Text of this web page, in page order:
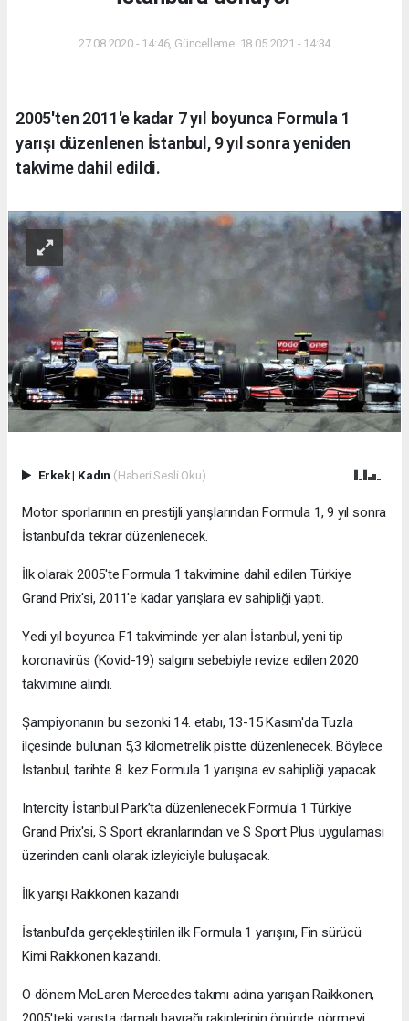
27.08.2020 - 14:46, Güncelleme: 18.05.2021 - 14:34
2005'ten 2011'e kadar 7 yıl boyunca Formula 1
yarışı düzenlenen İstanbul, 9 yıl sonra yeniden
takvime dahil edildi.
Erkek| Kadın (Haberi Sesli Oku)
Motor sporlarının en prestijli yarışlarından Formula 1, 9 yıl sonra
İstanbul'da tekrar düzenlenecek.
İlk olarak 2005'te Formula 1 takvimine dahil edilen Türkiye
Grand Prix'si, 2011'e kadar yarışlara ev sahipliği yaptı.
Yedi yıl boyunca F1 takviminde yer alan İstanbul, yeni tip
koronavirüs (Kovid-19) salgını sebebiyle revize edilen 2020
takvimine alındı.
Şampiyonanın bu sezonki 14. etabı, 13-15 Kasım'da Tuzla
ilçesinde bulunan 5,3 kilometrelik pistte düzenlenecek. Böylece
İstanbul, tarihte 8. kez Formula 1 yarışına ev sahipliği yapacak.
Intercity İstanbul Park’ta düzenlenecek Formula 1 Türkiye
Grand Prix'si, S Sport ekranlarından ve S Sport Plus uygulaması
üzerinden canlı olarak izleyiciyle buluşacak.
İlk yarışı Raikkonen kazandı
İstanbul'da gerçekleştirilen ilk Formula 1 yarışını, Fin sürücü
Kimi Raikkonen kazandı.
O dönem McLaren Mercedes takımı adına yarışan Raikkonen,